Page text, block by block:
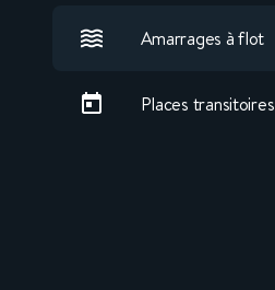
Amarrages à flot
Places transitoires